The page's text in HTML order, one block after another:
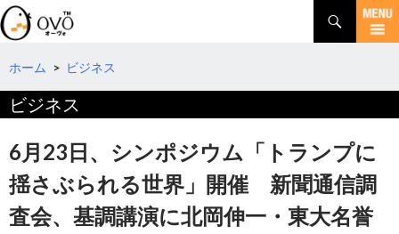
検
索
コ
テ
へ
動
ホーム > ビジネス
ビジネス
6月23日、シンポジウム「トランプに
揺さぶられる世界」開催 新聞通信調
査会、基調講演に北岡伸一・東大名誉